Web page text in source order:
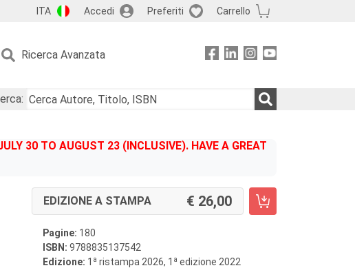
ITA Accedi Preferiti Carrello
Ricerca Avanzata
30 TO AUGUST 23 (INCLUSIVE). HAVE A GREAT
EDIZIONE A STAMPA 26,00
Pagine: 180
ISBN: 9788835137542
Edizione: 1 a ristampa 2026, 1 a edizione 2022